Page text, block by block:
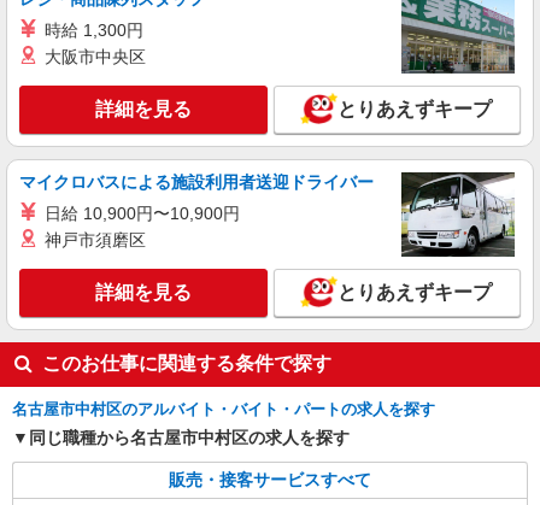
頂くと, インセンティブ支給(規定有) ★月2回払
い・週払い可能（規程有）★ ゜・。○。・゜
キープ 詳細を見る
携帯販売スタッフ【docomo】
時給1500円〜1700円（経験・能力による） ※
残業代支給 ★交通費別途支給（規定あり） ゜
+゜・。○。・゜+゜・。○。・゜+゜ 入社祝い金10
ィブ支給(規定有) ★月2回払い・週払い可能（規程
有）★ ゜・。○。・゜+゜・。○。・゜+゜
愛知県名古屋市中村区の家電量販店
キープ 詳細を見る
時給 1,300円
大阪市中央区
詳細を見る とりあえずキープ
マイクロバスによる施設利用者送迎ドライバー
日給 10,900円〜10,900円
神戸市須磨区
詳細を見る とりあえずキープ
このお仕事に関連する条件で探す
名古屋市中村区のアルバイト・バイト・パートの求人を探す
同じ職種から名古屋市中村区の求人を探す
販売・接客サービスすべて